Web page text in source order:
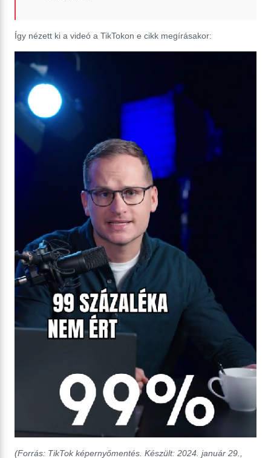
Így nézett ki a videó a TikTokon e cikk megírásakor:
(Forrás: TikTok képernyőmentés. Készült: 2024. január 29.,